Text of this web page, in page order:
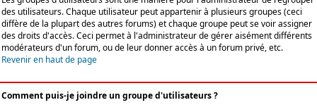
des utilisateurs. Chaque utilisateur peut appartenir à plusieurs groupes (ceci
diffère de la plupart des autres forums) et chaque groupe peut se voir assigner
des droits d'accès. Ceci permet à l'administrateur de gérer aisément différents
modérateurs d'un forum, ou de leur donner accès à un forum privé, etc.
Revenir en haut de page
Comment puis-je joindre un groupe d'utilisateurs ?